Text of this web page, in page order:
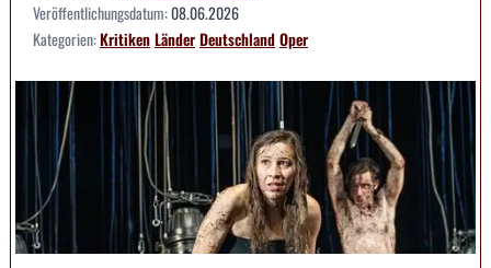
Veröffentlichungsdatum:08.06.2026
Kategorien:KritikenLänderDeutschlandOper